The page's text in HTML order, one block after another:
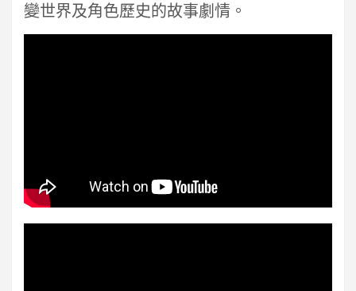
變世界及角色歷史的故事劇情。